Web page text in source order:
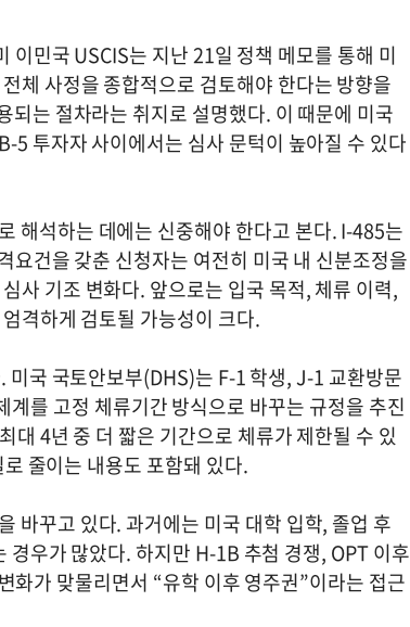
민국 USCIS는 지난 21일 정책 메모를 통해 미
체 사정을 종합적으로 검토해야 한다는 방향을
는 절차라는 취지로 설명했다. 이 때문에 미국
5 투자자 사이에서는 심사 문턱이 높아질 수 있다
해석하는 데에는 신중해야 한다고 본다. I-485는
건을 갖춘 신청자는 여전히 미국 내 신분조정을
사 기조 변화다. 앞으로는 입국 목적, 체류 이력,
격하게 검토될 가능성이 크다.
국 국토안보부(DHS)는 F-1 학생, J-1 교환방문
를 고정 체류기간 방식으로 바꾸는 규정을 추진
대 4년 중 더 짧은 기간으로 체류가 제한될 수 있
줄이는 내용도 포함돼 있다.
바꾸고 있다. 과거에는 미국 대학 입학, 졸업 후
우가 많았다. 하지만 H-1B 추첨 경쟁, OPT 이후
화가 맞물리면서 “유학 이후 영주권”이라는 접근